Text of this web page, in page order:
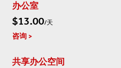
办公室
$13.00/天
咨询
共享办公空间